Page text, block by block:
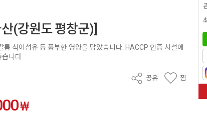
(강원도 평창군)]
·식이섬유 등 풍부한 영양을 담았습니다. HACCP 인증 시설에
니다.
공유 찜
₩